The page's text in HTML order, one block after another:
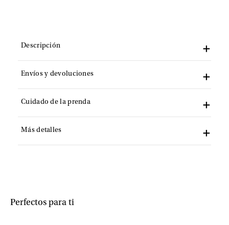
Descripción
Envíos y devoluciones
Cuidado de la prenda
Más detalles
Perfectos para ti
+